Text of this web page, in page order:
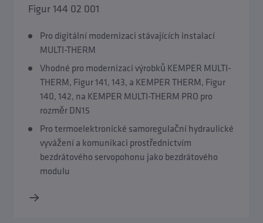
Figur 144 02 001
Pro digitální modernizaci stávajících instalací
MULTI-THERM
Vhodné pro modernizaci výrobků KEMPER MULTI-
THERM, Figur 141, 143, a KEMPER THERM, Figur
140, 142, na KEMPER MULTI-THERM PRO pro
rozměr DN15
Pro termoelektronické samoregulační hydraulické
vyvážení a komunikaci prostřednictvím
bezdrátového servopohonu jako bezdrátového
modulu